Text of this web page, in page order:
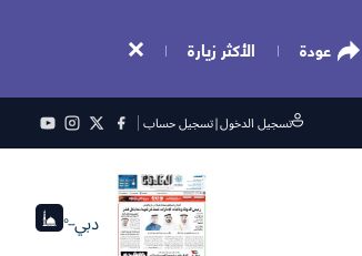
عودة الأكثر زيارة